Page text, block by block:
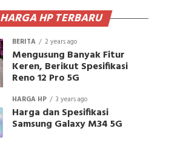
HARGA HP TERBARU
BERITA 2 years ago
Mengusung Banyak Fitur
Keren, Berikut Spesifikasi
Reno 12 Pro 5G
HARGA HP 3 years ago
Harga dan Spesifikasi
Samsung Galaxy M34 5G